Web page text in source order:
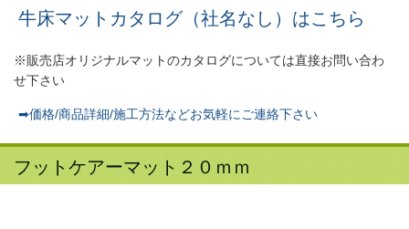
牛床マットカタログ（社名なし）はこちら
※販売店オリジナルマットのカタログについては直接お問い合わ
せ下さい
➡価格/商品詳細/施工方法などお気軽にご連絡下さい
フットケアーマット２０ｍｍ